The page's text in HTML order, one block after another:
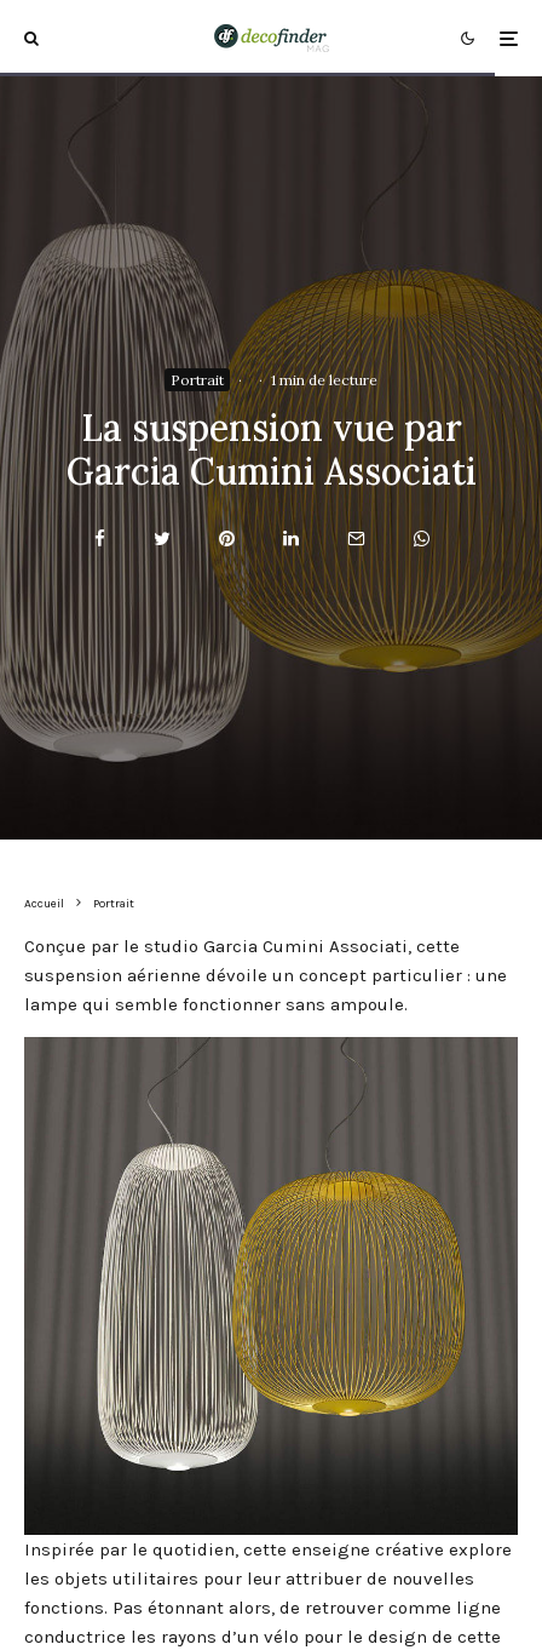
Portrait · · 1 min de lecture
La suspension vue par
Garcia Cumini Associati
Accueil Portrait
Conçue par le studio Garcia Cumini Associati, cette
suspension aérienne dévoile un concept particulier : une
lampe qui semble fonctionner sans ampoule.
Inspirée par le quotidien, cette enseigne créative explore
les objets utilitaires pour leur attribuer de nouvelles
fonctions. Pas étonnant alors, de retrouver comme ligne
conductrice les rayons d’un vélo pour le design de cette